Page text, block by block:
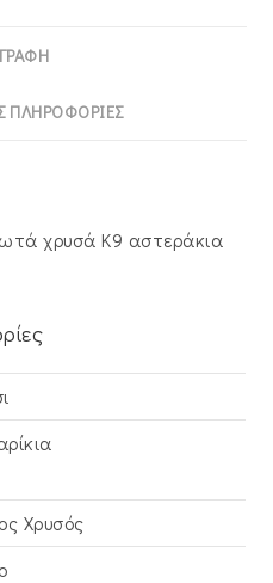
ΠΛΗΡΟΦΟΡΊΕΣ
χρυσά Κ9 αστεράκια
Xρυσός